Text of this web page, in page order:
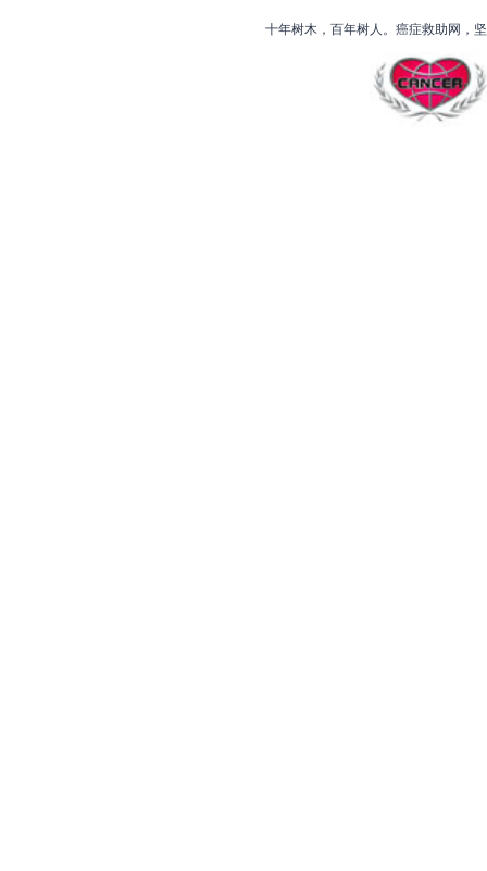
十年树木，百年树人。癌症救助网，